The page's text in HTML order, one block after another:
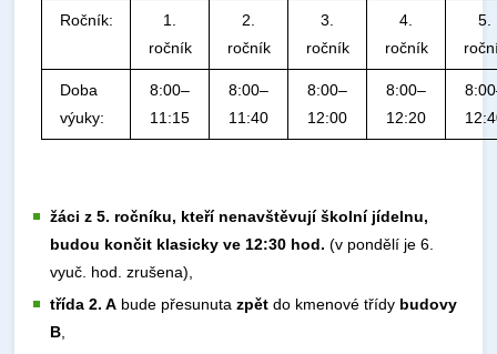
Ročník:
1.
ročník
2.
ročník
3.
ročník
4.
ročník
5.
Doba
výuky:
8:00–
11:15
8:00–
11:40
8:00–
12:00
8:00–
12:20
žáci z 5. ročníku, kteří nenavštěvují školní jídelnu,
budou končit klasicky ve 12:30 hod.(v pondělí je 6.
vyuč. hod. zrušena),
třída 2. A bude přesunutazpět do kmenové třídy budovy
B